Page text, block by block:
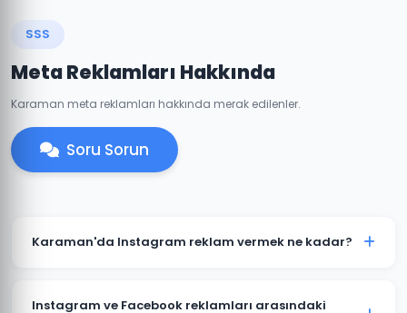
SSS
Meta Reklamları Hakkında
Karaman meta reklamları hakkında merak edilenler.
Soru Sorun
Karaman'da Instagram reklam vermek ne kadar?
sektörünüze göre değişir. Karaman'daki işletmeniz için
Instagram ve Facebook reklamları arasındaki